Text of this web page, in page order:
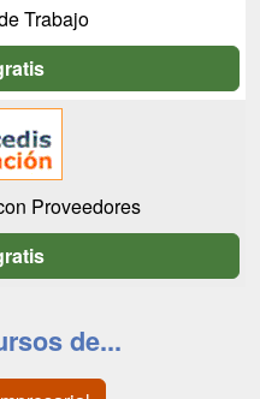
Trabajo
Proveedores
de...